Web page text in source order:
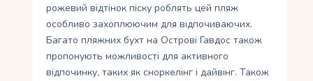
рожевий відтінок піску роблять цей пляж
особливо захоплюючим для відпочиваючих.
Багато пляжних бухт на Острові Гавдос також
пропонують можливості для активного
відпочинку, таких як сноркелінг і дайвінг. Також